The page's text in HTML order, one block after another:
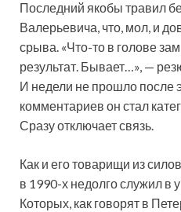
Последний якобы травил
Валерьевича, что, мол, и
срыва. «Что-то в голове
результат. Бывает…», —
И недели не прошло после
комментариев он стал
Сразу отключает связь.
Как и его товарищи из
в 1990-х недолго служил в
Которых, как говорят в